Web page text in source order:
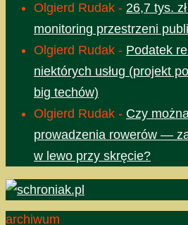
Olgierd Rudak - 26,7 tys.
monitoring przestrzeni
Olgierd Rudak - Podatek
niektórych usług (projekt
big techów)
Olgierd Rudak - Czy
prowadzenia rowerów —
w lewo przy skręcie?
archiwum